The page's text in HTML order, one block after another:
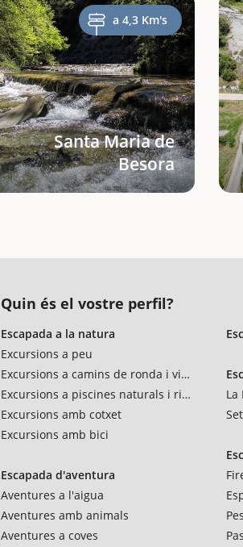
a 4,3 Km's
Santa Maria de
Besora
Quin és el vostre perfil?
Escapada a la natura
Excursions a peu
Excursions a camins de ronda i vies verdes
Excursions a piscines naturals i rius
Excursions amb cotxet
Excursions amb bici
Escapada d'aventura
Aventures a l'aigua
Aventures amb animals
Aventures a coves
La